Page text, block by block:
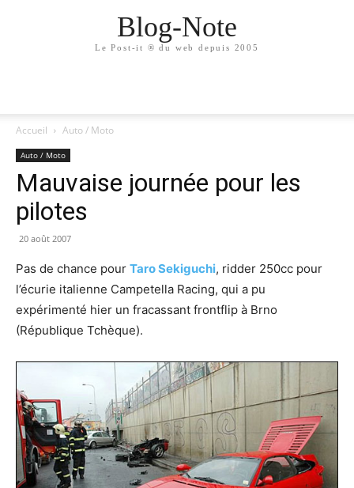
Blog-Note
Le Post-it ® du web depuis 2005
Accueil Auto / Moto
Auto / Moto
Mauvaise journée pour les
pilotes
20 août 2007
Pas de chance pour Taro Sekiguchi, ridder 250cc pour
l’écurie italienne Campetella Racing, qui a pu
expérimenté hier un fracassant frontflip à Brno
(République Tchèque).